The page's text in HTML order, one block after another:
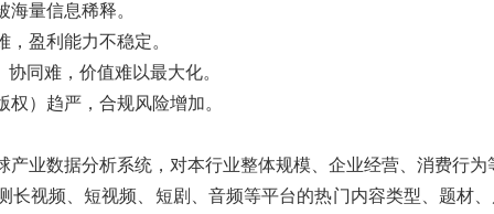
量信息稀释。
盈利能力不稳定。
同难，价值难以最大化。
）趋严，合规风险增加。
业数据分析系统，对本行业整体规模、企业经营、消费行
长视频、短视频、短剧、音频等平台的热门内容类型、题材